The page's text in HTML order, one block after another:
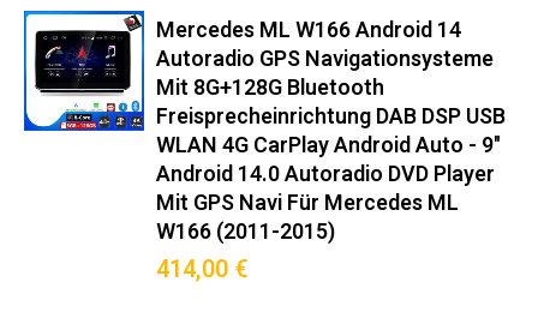
Display:2K QLED-Touchscreen mit 178°
Blickwinkelstabilität (Hervorragende Bildqualität &
Augenschonend)
Navigation:Dual-GPS (GPS + Galileo Unterstützung)
Audioausgang:4x50W RMS (THD <0.05%)
Einbaukompatibilität‌ 100%
passgenau für Mercedes ML W166
(2011–2015): Hochwertige
Mercedes ML W166 Android 14
Autoradio GPS Navigationsysteme
Mit 8G+128G Bluetooth
Freisprecheinrichtung DAB DSP USB
WLAN 4G CarPlay Android Auto - 9"
Android 14.0 Autoradio DVD Player
Mit GPS Navi Für Mercedes ML
W166 (2011-2015)
414,00 €